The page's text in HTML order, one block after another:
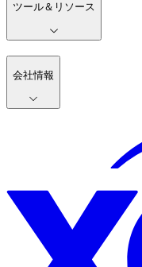
ツール＆リソース
会社情報